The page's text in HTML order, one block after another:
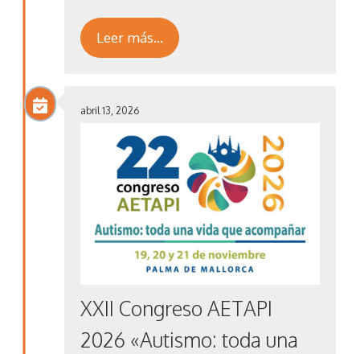
Leer más…
abril 13, 2026
XXII Congreso AETAPI
2026 «Autismo: toda una